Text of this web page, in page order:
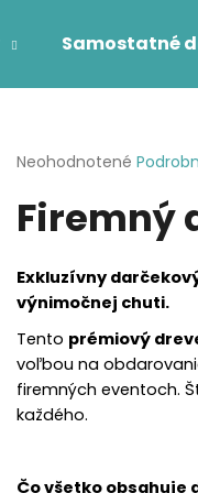
Samostatné
Priemerné
produktu
je
5
hviezdičiek.
Neohodnotené
Firemný
Exkluzívny
výnimočnej chuti.
Tento prémiový
voľbou na
firemných eventoch.
každého.
Čo všetko obsahuje
HĽADAŤ